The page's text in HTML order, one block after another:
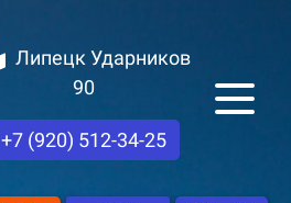
Липецк Ударников
90
+7 (920) 512-34-25